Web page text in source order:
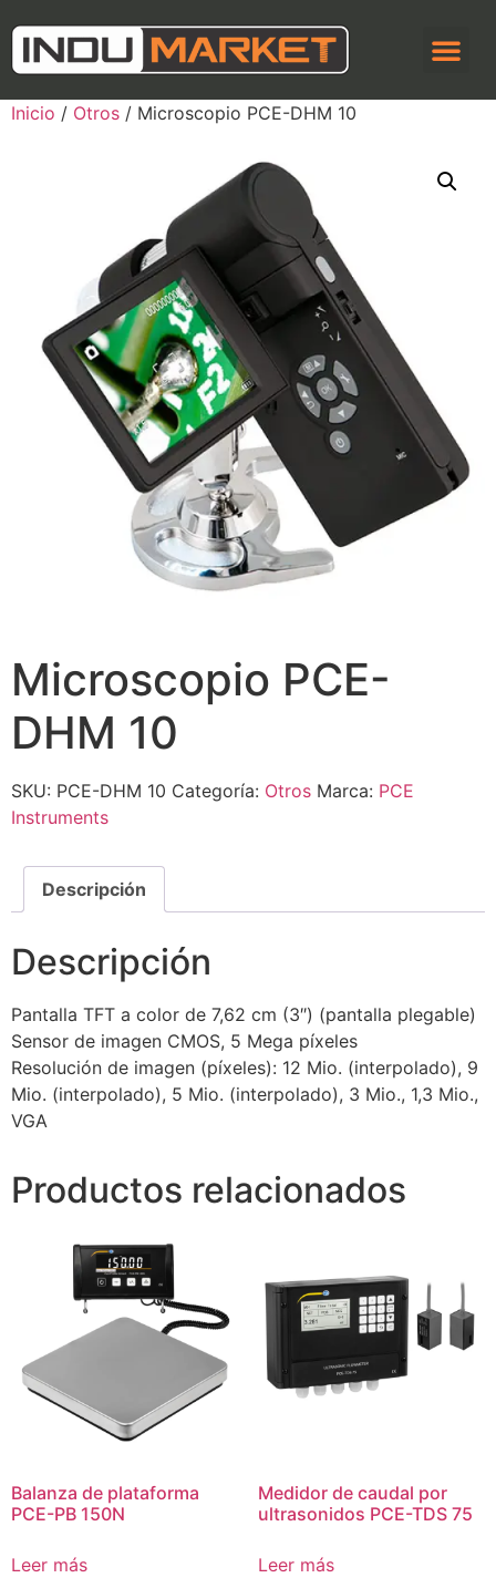
Inicio / Otros / Microscopio PCE-DHM 10
Microscopio PCE-
DHM 10
SKU: PCE-DHM 10 Categoría: Otros Marca: PCE
Instruments
Descripción
Descripción
Pantalla TFT a color de 7,62 cm (3″) (pantalla plegable)
Sensor de imagen CMOS, 5 Mega píxeles
Resolución de imagen (píxeles): 12 Mio. (interpolado), 9
Mio. (interpolado), 5 Mio. (interpolado), 3 Mio., 1,3 Mio.,
VGA
Productos relacionados
Balanza de plataforma
PCE-PB 150N
Leer más
Medidor de caudal por
ultrasonidos PCE-TDS 75
Leer más